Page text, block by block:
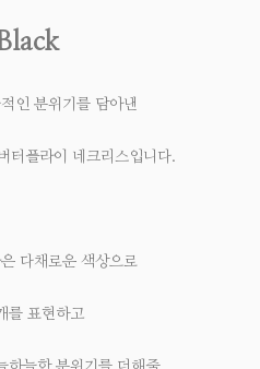
인 분위기를 담아낸
터플라이 네크리스입니다.
다채로운 색상으로
를 표현하고